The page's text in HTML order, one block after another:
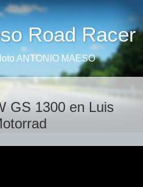
Road Racer
ANTONIO MAESO
GS 1300 en Luis